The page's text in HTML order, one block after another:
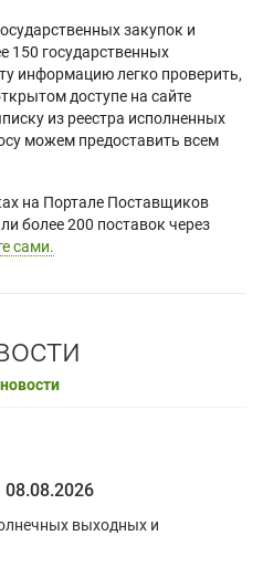
Acer X1328WPi
Acer X1328WPK
Acer X1331W
Acer X1331Wi
Acer X1331WK
Acer X1331WKi
Acer X139WH
Acer X139WHp
закупок и
150 государственных
информацию легко проверить,
доступе на сайте
из реестра исполненных
можем предоставить всем
на Портале Поставщиков
более 200 поставок через
сами.
выходных и